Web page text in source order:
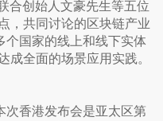
合创始人文豪先生等五位
，共同讨论的区块链产业
个国家的线上和线下实体
成全面的场景应用实践。
次香港发布会是亚太区第